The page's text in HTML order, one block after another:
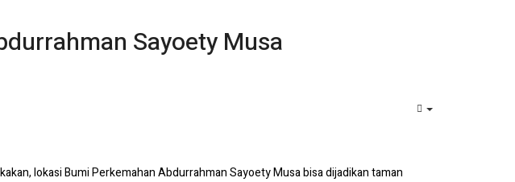
Sayoety Musa
lokasi Bumi Perkemahan Abdurrahman Sayoety Musa bisa dijadikan taman